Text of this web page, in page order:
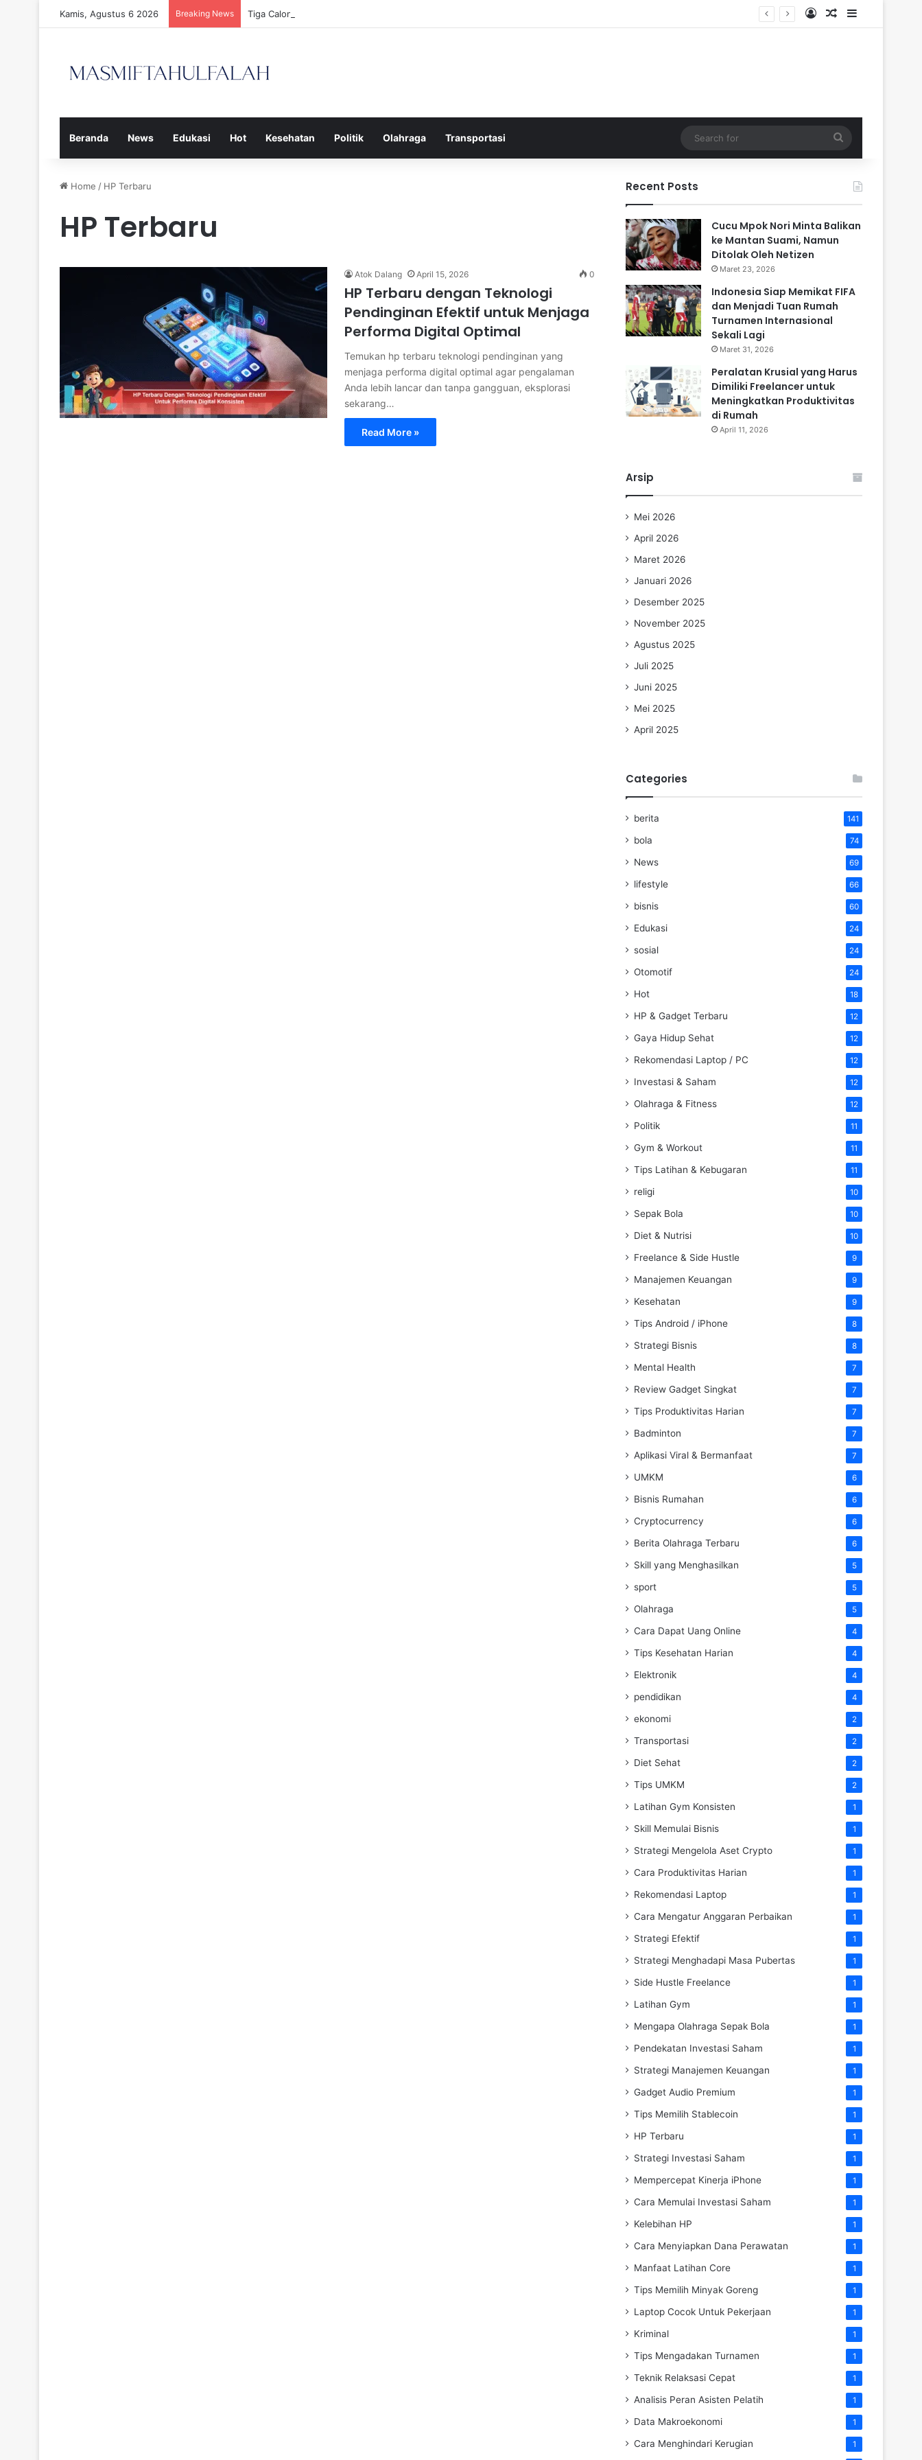
Kamis, Agustus 6 2026 Breaking News Tiga Calon Pelatih Chelsea yang Berpotensi Memimpin Tim di Musim Depan Log InRandom Article
Sidebar
Beranda News Edukasi Hot Kesehatan Politik Olahraga Transportasi
for
Home / HP Terbaru
HP Terbaru
Atok Dalang April 15, 2026 0
HP Terbaru dengan Teknologi
Pendinginan Efektif untuk Menjaga
Performa Digital Optimal
Temukan hp terbaru teknologi pendinginan yang
menjaga performa digital optimal agar pengalaman
Anda lebih lancar dan tanpa gangguan, eksplorasi
sekarang…
Read More »
Recent Posts
Cucu Mpok Nori Minta Balikan
ke Mantan Suami, Namun
Ditolak Oleh Netizen
Maret 23, 2026
Indonesia Siap Memikat FIFA
dan Menjadi Tuan Rumah
Turnamen Internasional
Sekali Lagi
Maret 31, 2026
Peralatan Krusial yang Harus
Dimiliki Freelancer untuk
Meningkatkan Produktivitas
di Rumah
April 11, 2026
Arsip
Mei 2026
April 2026
Maret 2026
Januari 2026
Desember 2025
November 2025
Agustus 2025
Juli 2025
Juni 2025
Mei 2025
April 2025
Categories
berita 141
bola 74
News 69
lifestyle 66
bisnis 60
Edukasi 24
sosial 24
Otomotif 24
Hot 18
HP & Gadget Terbaru 12
Gaya Hidup Sehat 12
Rekomendasi Laptop / PC 12
Investasi & Saham 12
Olahraga & Fitness 12
Politik 11
Gym & Workout 11
Tips Latihan & Kebugaran 11
religi 10
Sepak Bola 10
Diet & Nutrisi 10
Freelance & Side Hustle 9
Manajemen Keuangan 9
Kesehatan 9
Tips Android / iPhone 8
Strategi Bisnis 8
Mental Health 7
Review Gadget Singkat 7
Tips Produktivitas Harian 7
Badminton 7
Aplikasi Viral & Bermanfaat 7
UMKM 6
Bisnis Rumahan 6
Cryptocurrency 6
Berita Olahraga Terbaru 6
Skill yang Menghasilkan 5
sport 5
Olahraga 5
Cara Dapat Uang Online 4
Tips Kesehatan Harian 4
Elektronik 4
pendidikan 4
ekonomi 2
Transportasi 2
Diet Sehat 2
Tips UMKM 2
Latihan Gym Konsisten 1
Skill Memulai Bisnis 1
Strategi Mengelola Aset Crypto 1
Cara Produktivitas Harian 1
Rekomendasi Laptop 1
Cara Mengatur Anggaran Perbaikan 1
Strategi Efektif 1
Strategi Menghadapi Masa Pubertas 1
Side Hustle Freelance 1
Latihan Gym 1
Mengapa Olahraga Sepak Bola 1
Pendekatan Investasi Saham 1
Strategi Manajemen Keuangan 1
Gadget Audio Premium 1
Tips Memilih Stablecoin 1
HP Terbaru 1
Strategi Investasi Saham 1
Mempercepat Kinerja iPhone 1
Cara Memulai Investasi Saham 1
Kelebihan HP 1
Cara Menyiapkan Dana Perawatan 1
Manfaat Latihan Core 1
Tips Memilih Minyak Goreng 1
Laptop Cocok Untuk Pekerjaan 1
Kriminal 1
Tips Mengadakan Turnamen 1
Teknik Relaksasi Cepat 1
Analisis Peran Asisten Pelatih 1
Data Makroekonomi 1
Cara Menghindari Kerugian 1